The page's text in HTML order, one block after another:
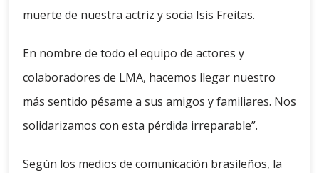
muerte de nuestra actriz y socia Isis Freitas.
En nombre de todo el equipo de actores y
colaboradores de LMA, hacemos llegar nuestro
más sentido pésame a sus amigos y familiares. Nos
solidarizamos con esta pérdida irreparable”.
Según los medios de comunicación brasileños, la